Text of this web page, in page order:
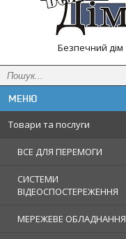
Безпечний дім
Товари та послуги
ВСЕ ДЛЯ ПЕРЕМОГИ
СИСТЕМИ
ВІДЕОСПОСТЕРЕЖЕННЯ
МЕРЕЖЕВЕ ОБЛАДНАННЯ